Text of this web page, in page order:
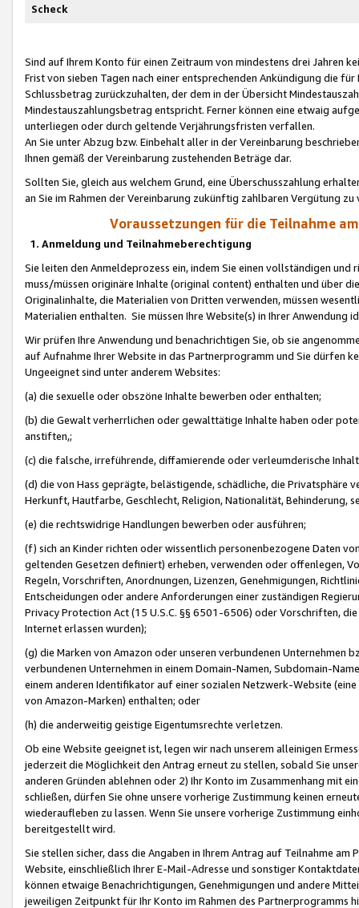
Scheck
Sind auf Ihrem Konto für einen Zeitraum von mindestens drei Jahren
Frist von sieben Tagen nach einer entsprechenden Ankündigung die
Schlussbetrag zurückzuhalten, der dem in der Übersicht
Mindestauszahlungsbetrag entspricht. Ferner können eine etwaig
unterliegen oder durch geltende Verjährungsfristen verfallen.
An Sie unter Abzug bzw. Einbehalt aller in der Vereinbarung
Ihnen gemäß der Vereinbarung zustehenden Beträge dar.
Sollten Sie, gleich aus welchem Grund, eine Überschusszahlung
an Sie im Rahmen der Vereinbarung zukünftig zahlbaren Vergütung zu
Voraussetzungen für die Teilnahme
1. Anmeldung und Teilnahmeberechtigung
Sie leiten den Anmeldeprozess ein, indem Sie einen vollständigen
muss/müssen originäre Inhalte (original content) enthalten und über
Originalinhalte, die Materialien von Dritten verwenden, müssen
Materialien enthalten. Sie müssen Ihre Website(s) in Ihrer Anwendung
Wir prüfen Ihre Anwendung und benachrichtigen Sie, ob sie
auf Aufnahme Ihrer Website in das Partnerprogramm und Sie dürfen
Ungeeignet sind unter anderem Websites:
(a) die sexuelle oder obszöne Inhalte bewerben oder enthalten;
(b) die Gewalt verherrlichen oder gewalttätige Inhalte haben oder
anstiften,;
(c) die falsche, irreführende, diffamierende oder verleumderische
(d) die von Hass geprägte, belästigende, schädliche, die Privatsphäre
Herkunft, Hautfarbe, Geschlecht, Religion, Nationalität, Behinderung,
(e) die rechtswidrige Handlungen bewerben oder ausführen;
(f) sich an Kinder richten oder wissentlich personenbezogene Daten
geltenden Gesetzen definiert) erheben, verwenden oder offenlegen,
Regeln, Vorschriften, Anordnungen, Lizenzen, Genehmigungen,
Entscheidungen oder andere Anforderungen einer zuständigen
Privacy Protection Act (15 U.S.C. §§ 6501-6506) oder Vorschriften,
Internet erlassen wurden);
(g) die Marken von Amazon oder unseren verbundenen Unternehmen
verbundenen Unternehmen in einem Domain-Namen, Subdomain-
einem anderen Identifikator auf einer sozialen Netzwerk-Website
von Amazon-Marken) enthalten; oder
(h) die anderweitig geistige Eigentumsrechte verletzen.
Ob eine Website geeignet ist, legen wir nach unserem alleinigen
jederzeit die Möglichkeit den Antrag erneut zu stellen, sobald Sie
anderen Gründen ablehnen oder 2) Ihr Konto im Zusammenhang mit
schließen, dürfen Sie ohne unsere vorherige Zustimmung keinen
wiederaufleben zu lassen. Wenn Sie unsere vorherige Zustimmung
bereitgestellt wird.
Sie stellen sicher, dass die Angaben in Ihrem Antrag auf Teilnahme
Website, einschließlich Ihrer E-Mail-Adresse und sonstiger
können etwaige Benachrichtigungen, Genehmigungen und andere
jeweiligen Zeitpunkt für Ihr Konto im Rahmen des Partnerprogramms